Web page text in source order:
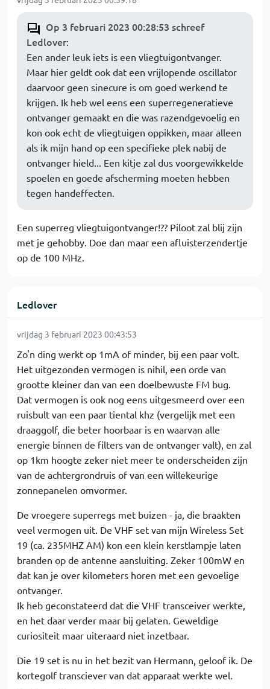
Op 3 februari 2023 00:28:53 schreef
Ledlover:
Een ander leuk iets is een vliegtuigontvanger.
Maar hier geldt ook dat een vrijlopende oscillator
daarvoor geen sinecure is om goed werkend te
krijgen. Ik heb wel eens een superregeneratieve
ontvanger gemaakt en die was razendgevoelig en
kon ook echt de vliegtuigen oppikken, maar alleen
als ik mijn hand op een specifieke plek nabij de
ontvanger hield... Een kitje zal dus voorgewikkelde
spoelen en goede afscherming moeten hebben
tegen handeffecten.
Een superreg vliegtuigontvanger!?? Piloot zal blij zijn
met je gehobby. Doe dan maar een afluisterzendertje
op de 100 MHz.
Ledlover
vrijdag 3 februari 2023 00:43:53
Zo'n ding werkt op 1mA of minder, bij een paar volt.
Het uitgezonden vermogen is nihil, een orde van
grootte kleiner dan van een doelbewuste FM bug.
Dat vermogen is ook nog eens uitgesmeerd over een
ruisbult van een paar tiental khz (vergelijk met een
draaggolf, die beter hoorbaar is en waarvan alle
energie binnen de filters van de ontvanger valt), en zal
op 1km hoogte zeker niet meer te onderscheiden zijn
van de achtergrondruis of van een willekeurige
zonnepanelen omvormer.
De vroegere superregs met buizen - ja, die braakten
veel vermogen uit. De VHF set van mijn Wireless Set
19 (ca. 235MHZ AM) kon een klein kerstlampje laten
branden op de antenne aansluiting. Zeker 100mW en
dat kan je over kilometers horen met een gevoelige
ontvanger.
Ik heb geconstateerd dat die VHF transceiver werkte,
en het daar verder maar bij gelaten. Geweldige
curiositeit maar uiteraard niet inzetbaar.
Die 19 set is nu in het bezit van Hermann, geloof ik. De
kortegolf transciever van dat apparaat werkte wel.